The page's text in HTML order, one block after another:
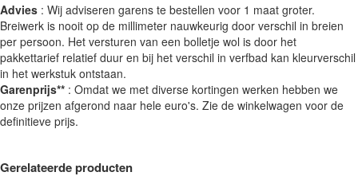
Advies : Wij adviseren garens te bestellen voor 1 maat groter.
Breiwerk is nooit op de millimeter nauwkeurig door verschil in breien
per persoon. Het versturen van een bolletje wol is door het
pakkettarief relatief duur en bij het verschil in verfbad kan kleurverschil
in het werkstuk ontstaan.
Garenprijs** : Omdat we met diverse kortingen werken hebben we
onze prijzen afgerond naar hele euro's. Zie de winkelwagen voor de
definitieve prijs.
Gerelateerde producten